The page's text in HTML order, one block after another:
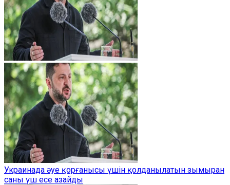
Украинада әуе қорғанысы үшін қолданылатын зымыран
саны үш есе азайды